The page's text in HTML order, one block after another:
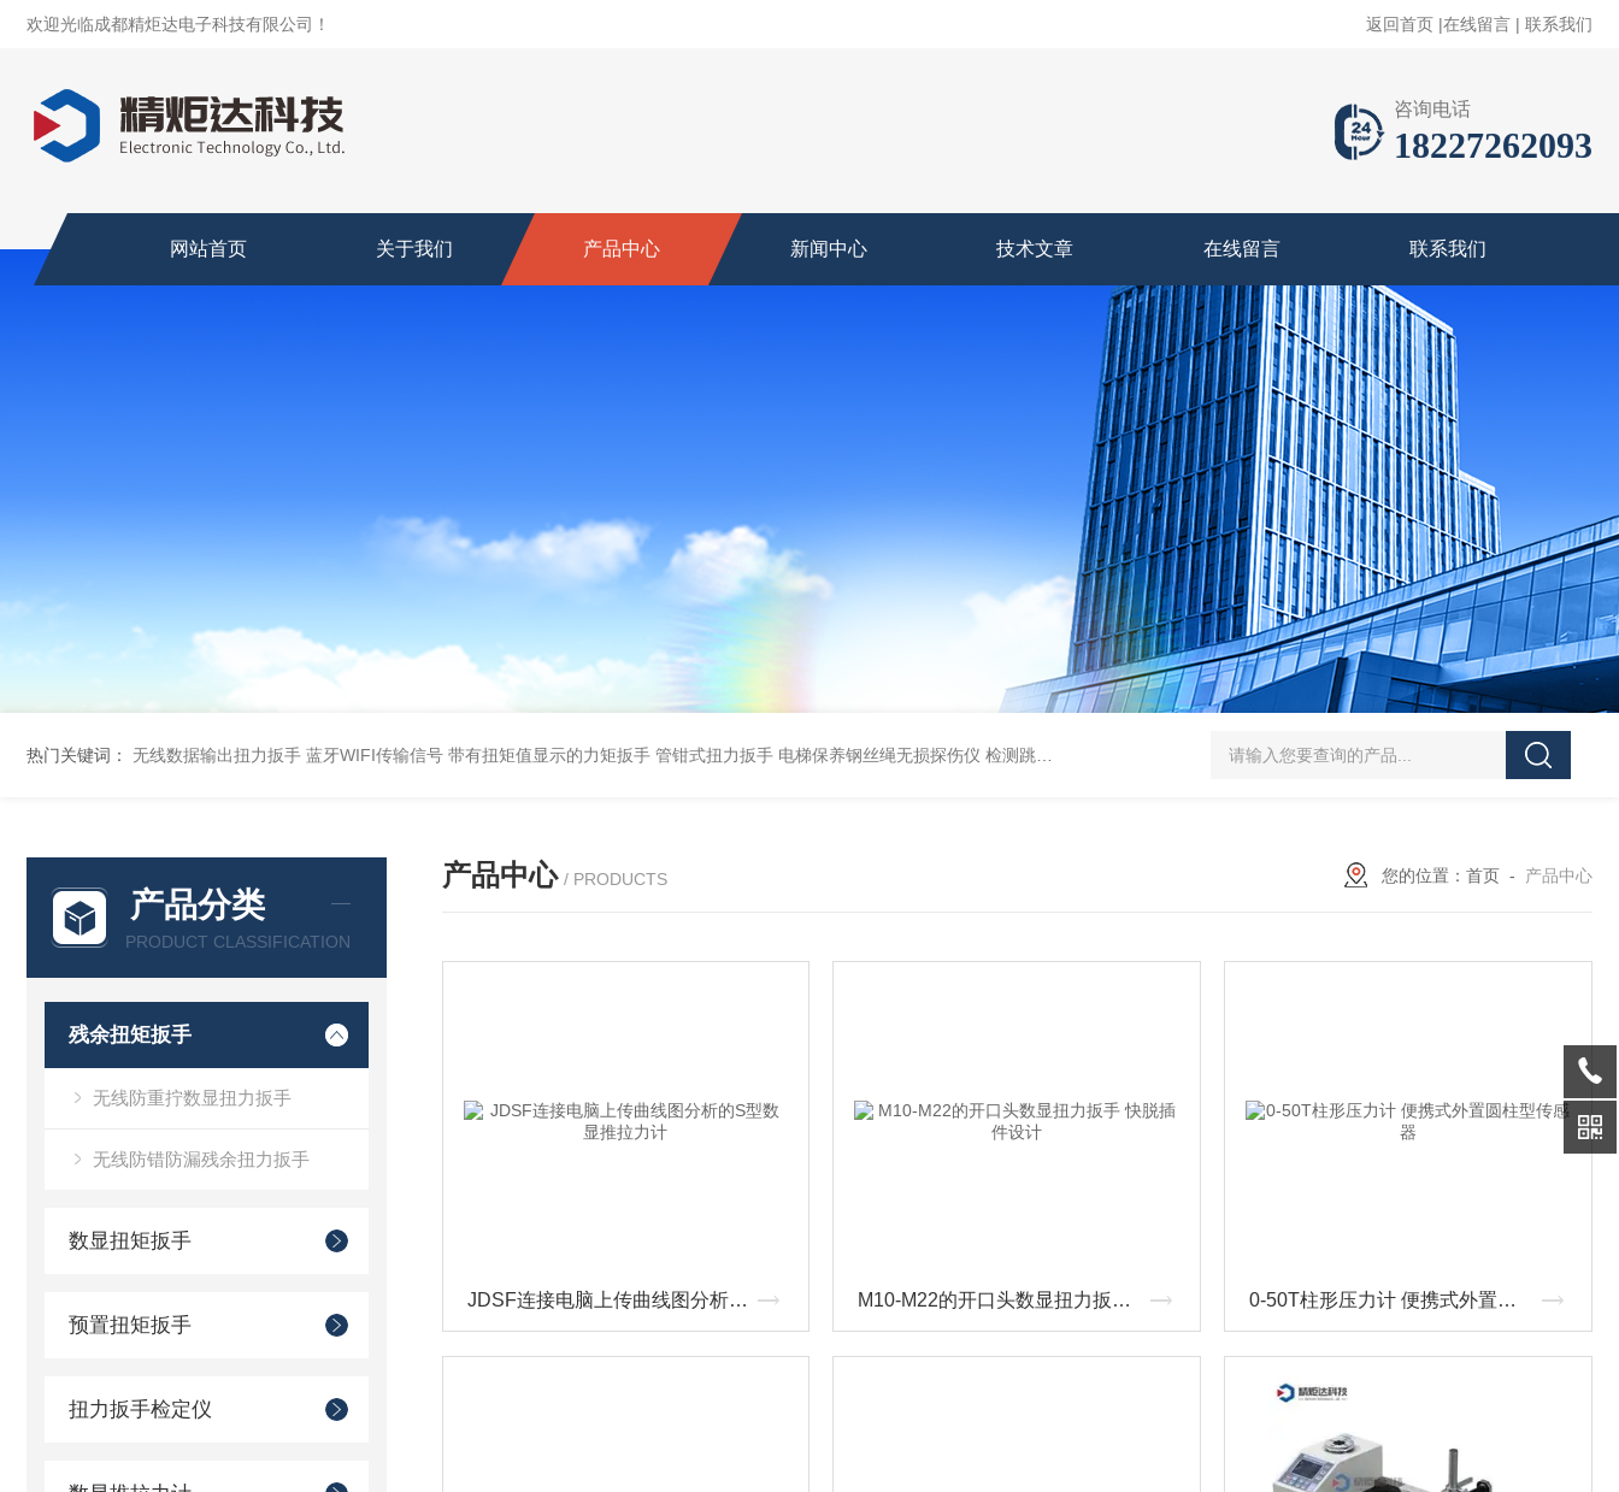
欢迎光临成都精炬达电子科技有限公司！ 返回首页 |在线留言 | 联系我们
咨询电话
18227262093
网站首页 关于我们 产品中心 新闻中心 技术文章 在线留言 联系我们
热门关键词： 无线数据输出扭力扳手 蓝牙WIFI传输信号 带有扭矩值显示的力矩扳手 管钳式扭力扳手 电梯保养钢丝绳无损探伤仪 检测跳丝/断丝 5-300N.m的扭矩扳手检定仪 机械扳手校准仪 JDSF100KN电子式拉
产品分类
PRODUCT CLASSIFICATION
残余扭矩扳手
无线防重拧数显扭力扳手
无线防错防漏残余扭力扳手
数显扭矩扳手
预置扭矩扳手
扭力扳手检定仪
产品中心 / PRODUCTS 您的位置： 首页 - 产品中心
JDSF连接电脑上传曲线图分析的S型数显推拉力计 M10-M22的开口头数显扭力扳手 快脱插件设计 0-50T柱形压力计 便携式外置圆柱型传感器